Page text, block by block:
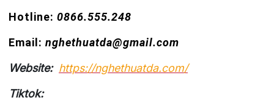
Hotline: 0866.555.248
Email: nghethuatda@gmail.com
Website: https://nghethuatda.com/
Tiktok: